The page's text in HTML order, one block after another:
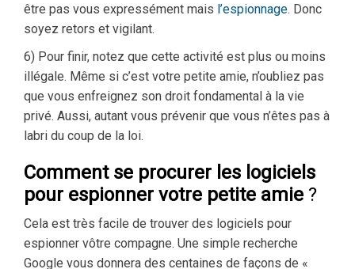
être pas vous expressément mais l’espionnage. Donc
soyez retors et vigilant.
6) Pour finir, notez que cette activité est plus ou moins
illégale. Même si c’est votre petite amie, n’oubliez pas
que vous enfreignez son droit fondamental à la vie
privé. Aussi, autant vous prévenir que vous n’êtes pas à
labri du coup de la loi.
Comment se procurer les logiciels
pour espionner votre petite amie ?
Cela est très facile de trouver des logiciels pour
espionner vôtre compagne. Une simple recherche
Google vous donnera des centaines de façons de «